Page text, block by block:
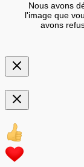
Nous avons
l'image que
avons